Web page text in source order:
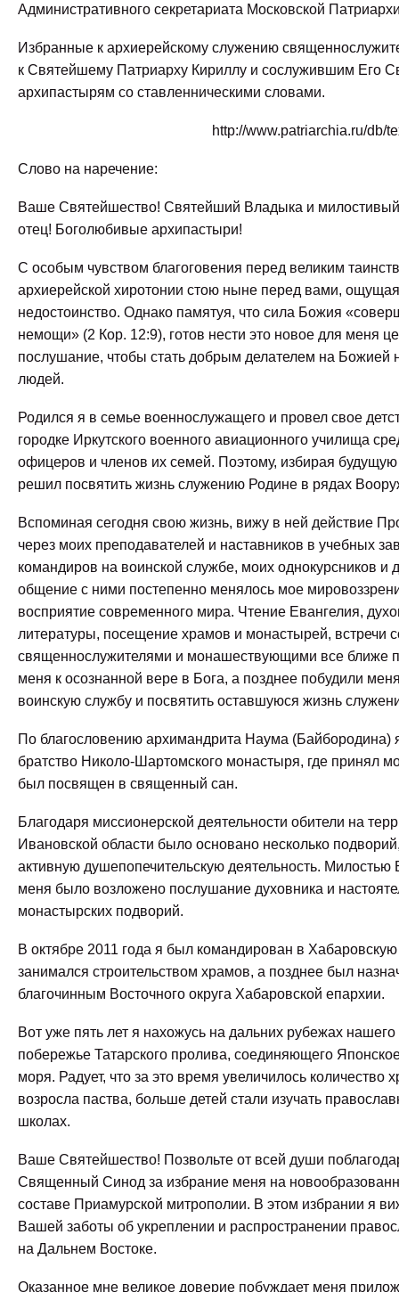
Административного секретариата Московской
Избранные к архиерейскому служению
к Святейшему Патриарху Кириллу и сослужившим Его
архипастырям со ставленническими словами.
http://www.patriarchia.ru/db/
Слово на наречение:
Ваше Святейшество! Святейший Владыка и милостивый
отец! Боголюбивые архипастыри!
С особым чувством благоговения перед великим
архиерейской хиротонии стою ныне перед вами,
недостоинство. Однако памятуя, что сила Божия
немощи» (2 Кор. 12:9), готов нести это новое для меня
послушание, чтобы стать добрым делателем на Божией
людей.
Родился я в семье военнослужащего и провел свое
городке Иркутского военного авиационного училища
офицеров и членов их семей. Поэтому, избирая
решил посвятить жизнь служению Родине в рядах
Вспоминая сегодня свою жизнь, вижу в ней действие
через моих преподавателей и наставников в учебных
командиров на воинской службе, моих однокурсников и
общение с ними постепенно менялось мое
восприятие современного мира. Чтение Евангелия,
литературы, посещение храмов и монастырей, встречи
священнослужителями и монашествующими все ближе
меня к осознанной вере в Бога, а позднее побудили
воинскую службу и посвятить оставшуюся жизнь
По благословению архимандрита Наума (Байбородина)
братство Николо-Шартомского монастыря, где принял
был посвящен в священный сан.
Благодаря миссионерской деятельности обители на
Ивановской области было основано несколько
активную душепопечительскую деятельность.
меня было возложено послушание духовника и
монастырских подворий.
В октябре 2011 года я был командирован в
занимался строительством храмов, а позднее был
благочинным Восточного округа Хабаровской епархии.
Вот уже пять лет я нахожусь на дальних рубежах нашего
побережье Татарского пролива, соединяющего
моря. Радует, что за это время увеличилось количество
возросла паства, больше детей стали изучать
школах.
Ваше Святейшество! Позвольте от всей души
Священный Синод за избрание меня на
составе Приамурской митрополии. В этом избрании я
Вашей заботы об укреплении и распространении
на Дальнем Востоке.
Оказанное мне великое доверие побуждает меня